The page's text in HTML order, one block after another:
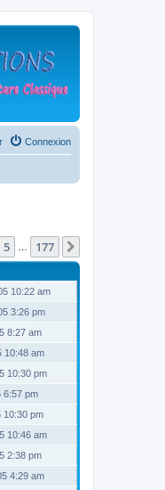
Connexion
5 177
10:22 am
3:26 pm
8:27 am
10:48 am
10:30 pm
6:57 pm
10:30 pm
10:46 am
2:38 pm
4:29 am